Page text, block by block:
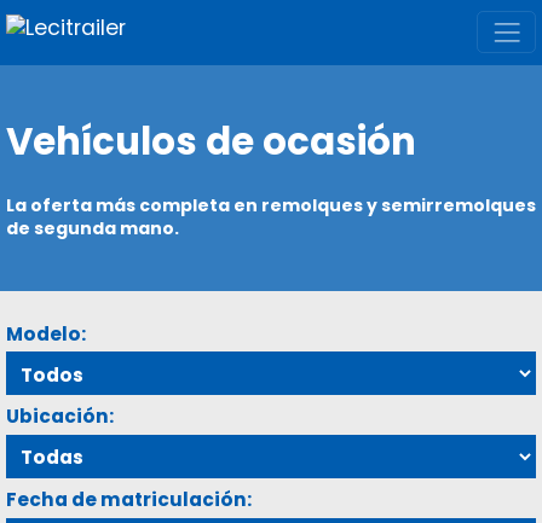
Vehículos de ocasión
La oferta más completa en remolques y semirremolques
de segunda mano.
Modelo:
Ubicación:
Fecha de matriculación: